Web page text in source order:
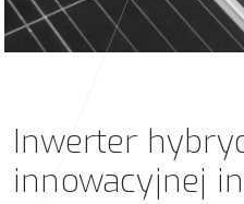
Inwerter
innowacyjnej